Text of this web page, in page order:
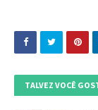
TALVEZ VOCÊ